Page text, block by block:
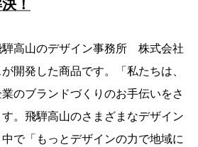
！
騨高山のデザイン事務所 株式会社
開発した商品です。「私たちは、
のブランドづくりのお手伝いをさ
。飛騨高山のさまざまなデザイン
で「もっとデザインの力で地域に